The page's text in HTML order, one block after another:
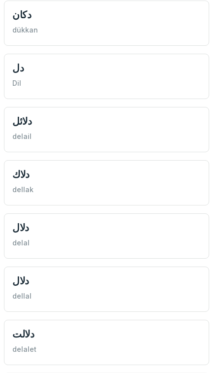
دكان
dükkan
دل
Dil
دلائل
delail
دلاك
dellak
دلال
delal
دلال
dellal
دلالت
delalet